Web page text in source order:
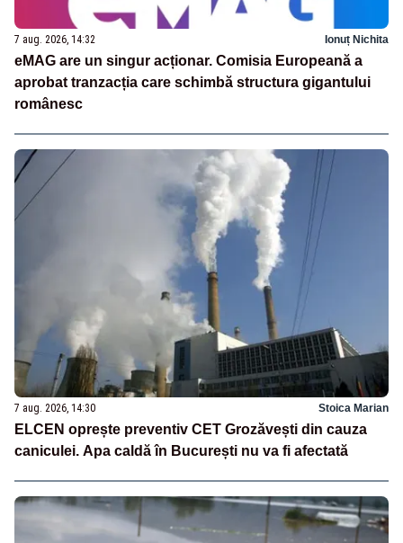
7 aug. 2026, 14:32 Ionuț Nichita
eMAG are un singur acționar. Comisia Europeană a
aprobat tranzacția care schimbă structura gigantului
românesc
7 aug. 2026, 14:30 Stoica Marian
ELCEN oprește preventiv CET Grozăvești din cauza
caniculei. Apa caldă în București nu va fi afectată